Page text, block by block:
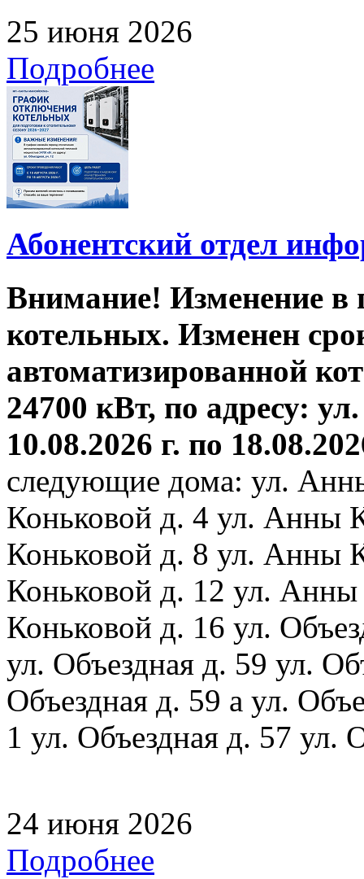
25 июня 2026
Подробнее
Абонентский отдел
Внимание! Изменение в
котельных. Изменен
автоматизированной
24700 кВт, по адресу:
10.08.2026 г. по
следующие дома: ул.
Коньковой д. 4 ул. Анны
Коньковой д. 8 ул. Анны
Коньковой д. 12 ул.
Коньковой д. 16 ул.
ул. Объездная д. 59 ул.
Объездная д. 59 а ул.
1 ул. Объездная д. 57 ул.
24 июня 2026
Подробнее